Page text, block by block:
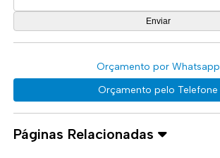
Orçamento por Whatsapp
Orçamento pelo Telefone
Páginas Relacionadas